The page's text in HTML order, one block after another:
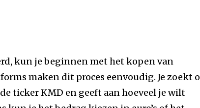
kun je beginnen met het kopen van
maken dit proces eenvoudig. Je zoekt
ticker KMD en geeft aan hoeveel je wilt